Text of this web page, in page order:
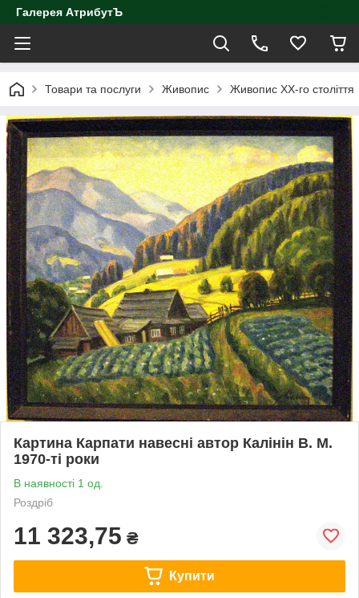
Галерея АтрибутЪ
Товари та послуги Живопис Живопис ХХ-го століття
Картина Карпати навесні автор Калінін В. М.
1970-ті роки
В наявності 1 од.
Роздріб
11 323,75 ₴
Купити